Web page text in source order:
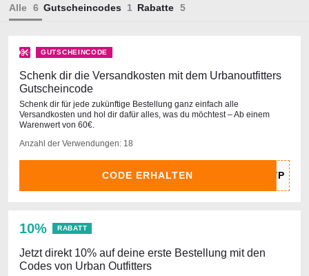
Alle Gutscheincodes Rabatte
GUTSCHEINCODE
Schenk dir die Versandkosten mit dem Urbanoutfitters
Gutscheincode
Schenk dir für jede zukünftige Bestellung ganz einfach alle
Versandkosten und hol dir dafür alles, was du möchtest – Ab einem
Warenwert von 60€.
Anzahl der Verwendungen: 18
CODE ERHALTEN
10% RABATT
Jetzt direkt 10% auf deine erste Bestellung mit den
Codes von Urban Outfitters